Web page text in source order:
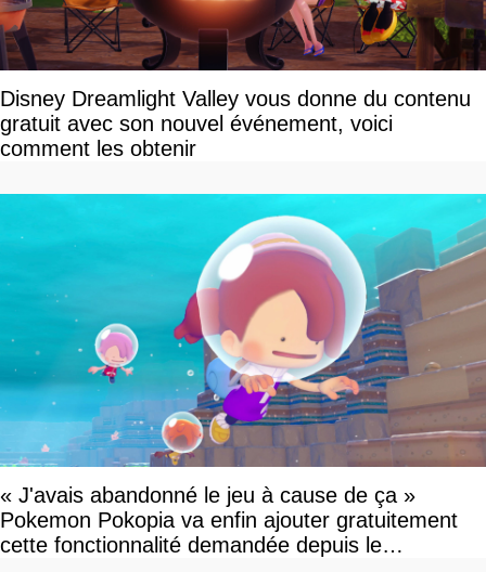
Disney Dreamlight Valley vous donne du contenu
gratuit avec son nouvel événement, voici
comment les obtenir
« J'avais abandonné le jeu à cause de ça »
Pokemon Pokopia va enfin ajouter gratuitement
cette fonctionnalité demandée depuis le